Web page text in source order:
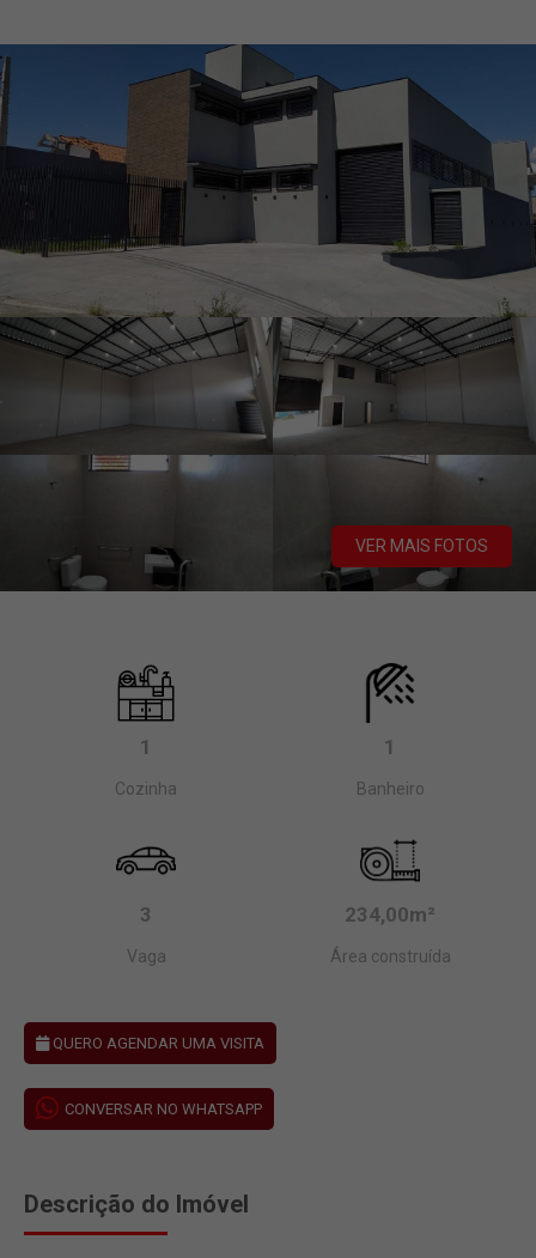
VER MAIS FOTOS
1
Cozinha
1
Banheiro
3
Vaga
234,00m²
Área construída
QUERO AGENDAR UMA VISITA
CONVERSAR NO WHATSAPP
Descrição do Imóvel